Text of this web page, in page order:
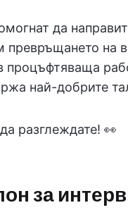
да
превръщането на
процъфтяваща
най-добрите
разглеждате! 👀
за